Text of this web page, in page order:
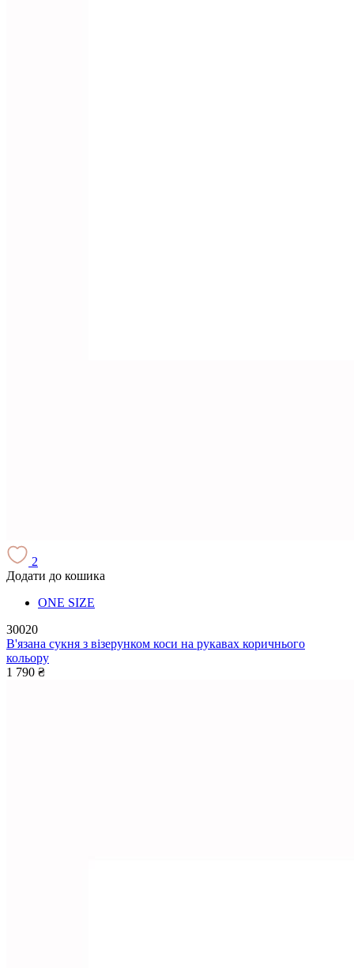
2
Додати до кошика
ONE SIZE
30020
В'язана сукня з візерунком коси на рукавах коричнього
кольору
1 790 ₴